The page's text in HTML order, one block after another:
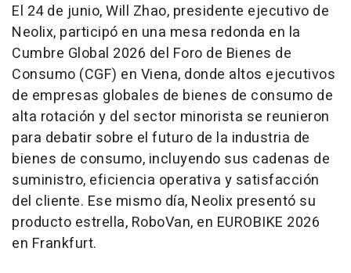
El 24 de junio, Will Zhao, presidente ejecutivo de
Neolix, participó en una mesa redonda en la
Cumbre Global 2026 del Foro de Bienes de
Consumo (CGF) en Viena, donde altos ejecutivos
de empresas globales de bienes de consumo de
alta rotación y del sector minorista se reunieron
para debatir sobre el futuro de la industria de
bienes de consumo, incluyendo sus cadenas de
suministro, eficiencia operativa y satisfacción
del cliente. Ese mismo día, Neolix presentó su
producto estrella, RoboVan, en EUROBIKE 2026
en Frankfurt.